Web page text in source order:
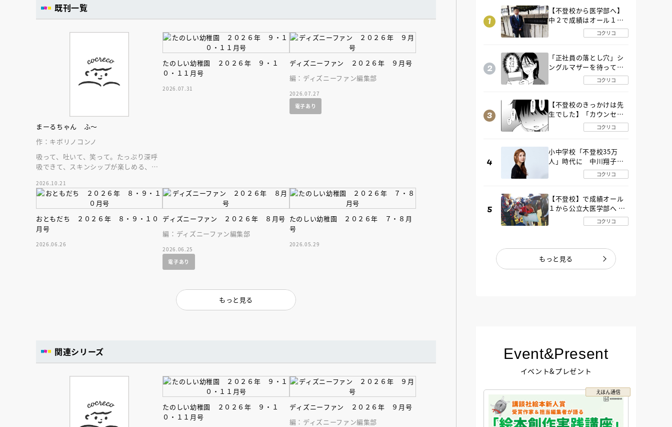
既刊一覧
まーるちゃん ふ～
作：キボリノコンノ
吸って、吐いて、笑って。たっぷり深呼
吸できて、スキンシップが楽しめる、大
ーストブック。
2026.10.21
たのしい幼稚園 ２０２６年 ９・１
０・１１月号
2026.07.31
ディズニーファン ２０２６年 ９月号
編：ディズニーファン編集部
2026.07.27
電子あり
おともだち ２０２６年 ８・９・１０
月号
2026.06.26
ディズニーファン ２０２６年 ８月号
編：ディズニーファン編集部
2026.06.25
電子あり
たのしい幼稚園 ２０２６年 ７・８月
号
2026.05.29
もっと見る
関連シリーズ
たのしい幼稚園 ２０２６年 ９・１
０・１１月号
ディズニーファン ２０２６年 ９月号
編：ディズニーファン編集部
【不登校から医学部へ】
中２で成績はオール１
「昼夜逆転」したわが子
を”夜遊び”に連れ出した
コクリコ
「正社員の落とし穴」シ
ングルマザーを待ってい
た“魔の２年間”【後編】
コクリコ
【不登校のきっかけは先
生でした】「カウンセリ
ングの時間」生徒の情報
をバラしたのは…《第２
コクリコ
小中学校「不登校35万
人」時代に 中川翔子さ
んが審査委員長「不登校
生動画甲子園 2026」が開
コクリコ
【不登校】で成績オール
１から公立大医学部へ 中
２で起立性調節障害「治
るまで３年」の診断 その
コクリコ
もっと見る
Event&Present
イベント&プレゼント
えほん通信